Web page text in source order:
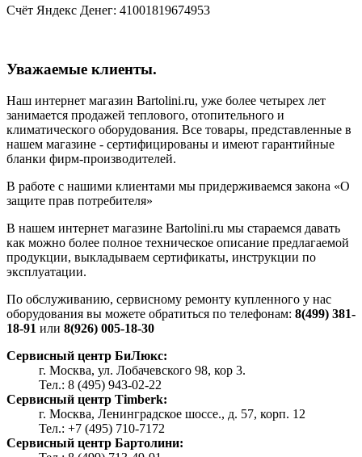
Счёт Яндекс Денег: 41001819674953
Уважаемые клиенты.
Наш интернет магазин Bartolini.ru, уже более четырех лет
занимается продажей теплового, отопительного и
климатического оборудования. Все товары, представленные в
нашем магазине - сертифицированы и имеют гарантийные
бланки фирм-производителей.
В работе с нашими клиентами мы придерживаемся закона «О
защите прав потребителя»
В нашем интернет магазине Bartolini.ru мы стараемся давать
как можно более полное техническое описание предлагаемой
продукции, выкладываем сертификаты, инструкции по
эксплуатации.
По обслуживанию, сервисному ремонту купленного у нас
оборудования вы можете обратиться по телефонам: 8(499) 381-
18-91 или 8(926) 005-18-30
Сервисный центр БиЛюкс:
г. Москва, ул. Лобачевского 98, кор 3.
Тел.: 8 (495) 943-02-22
Сервисный центр Timberk:
г. Москва, Ленинградское шоссе., д. 57, корп. 12
Тел.: +7 (495) 710-7172
Сервисный центр Бартолини: